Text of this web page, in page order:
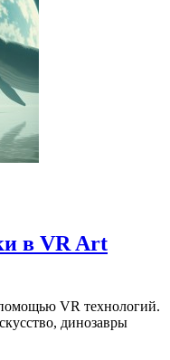
в VR Art
VR технологий.
динозавры